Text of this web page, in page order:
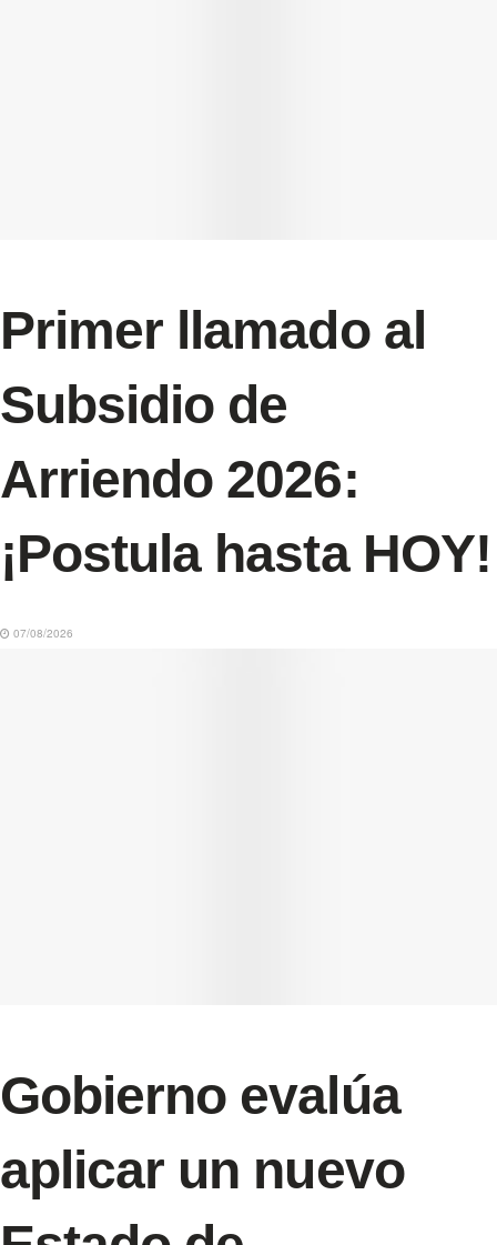
Primer llamado al
Subsidio de
Arriendo 2026:
¡Postula hasta HOY!
07/08/2026
Gobierno evalúa
aplicar un nuevo